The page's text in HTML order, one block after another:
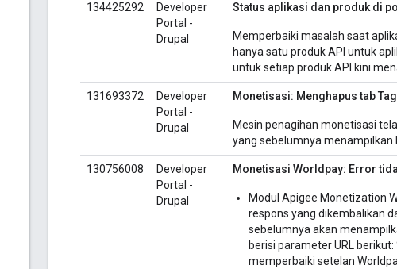
134425292
Developer
Portal -
Drupal
Status aplikasi dan produk di
Memperbaiki masalah saat
hanya satu produk API untuk
untuk setiap produk API kini
131693372
Developer
Portal -
Drupal
Monetisasi: Menghapus tab
Mesin penagihan monetisasi
yang sebelumnya menampilkan
130756008
Developer
Portal -
Drupal
Monetisasi Worldpay: Error
Modul Apigee Monetization
respons yang dikembalikan
sebelumnya akan
berisi parameter URL
memperbaiki setelan